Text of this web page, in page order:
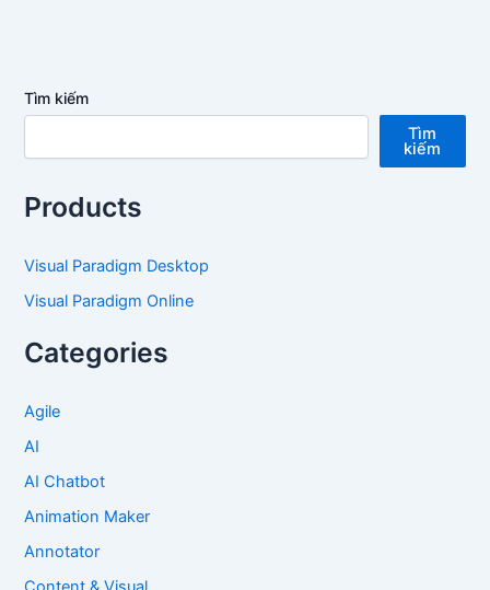
Tìm kiếm
Tìm
kiếm
Products
Visual Paradigm Desktop
Visual Paradigm Online
Categories
Agile
AI
AI Chatbot
Animation Maker
Annotator